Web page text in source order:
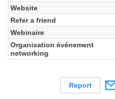
Website
Refer a friend
Webinaire
Organisation événement
networking
Report